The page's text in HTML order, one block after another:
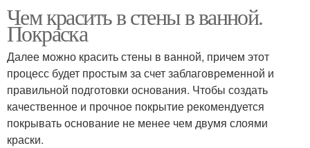
Чем красить в стены в ванной.
Покраска
Далее можно красить стены в ванной, причем этот
процесс будет простым за счет заблаговременной и
правильной подготовки основания. Чтобы создать
качественное и прочное покрытие рекомендуется
покрывать основание не менее чем двумя слоями
краски.